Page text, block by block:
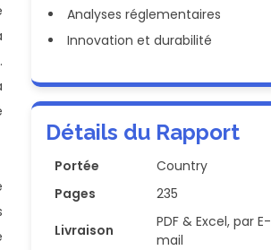
Analyses réglementaires
Innovation et durabilité
Détails du Rapport
Portée
Country
Pages
235
Livraison
PDF & Excel, par E-
mail